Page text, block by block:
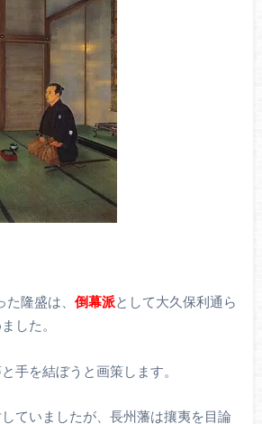
隆盛は、 倒幕派として大久保利通ら
した。
手を結ぼうと画策します。
ていましたが、長州藩は攘夷を目論